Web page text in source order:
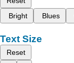
Bright
Blues
Text Size
Reset